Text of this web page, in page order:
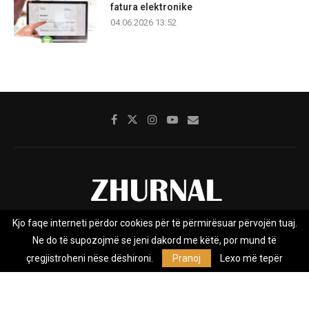
fatura elektronike
04.06.2026 13:52
Rreth nesh Impresumi Marketing
Kontakt
Privacy Policy
Zhurnal.mk është Agjenci e Lajmeve e pavarur, e themeluar në vitin
Kjo faqe interneti përdor cookies për të përmirësuar përvojën tuaj.
Ne do të supozojmë se jeni dakord me këtë, por mund të
çregjistroheni nëse dëshironi.
Pranoj Lexo më tepër